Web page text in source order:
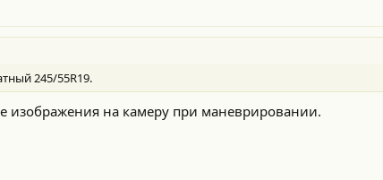
245/55R19.
изображения на камеру при маневрировании.